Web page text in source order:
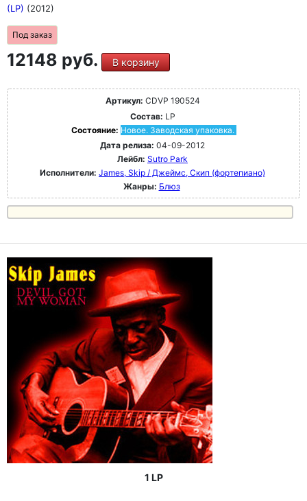
(LP) (2012)
Под заказ
12148 руб. В корзину
Артикул: CDVP 190524
Состав: LP
Состояние: Новое. Заводская упаковка.
Дата релиза: 04-09-2012
Лейбл: Sutro Park
Исполнители: James, Skip / Джеймс, Скип (фортепиано)
Жанры: Блюз
1 LP